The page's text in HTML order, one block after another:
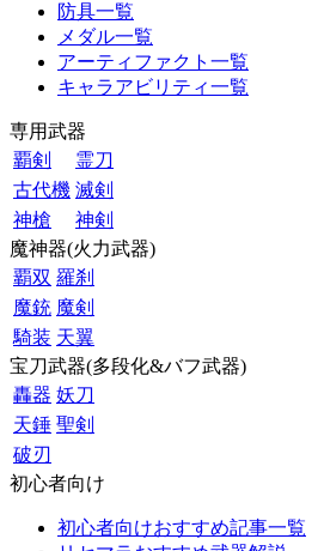
防具一覧
メダル一覧
アーティファクト一覧
キャラアビリティ一覧
専用武器
覇剣
霊刀
古代機 滅剣
神槍
神剣
魔神器(火力武器)
覇双 羅刹
魔銃 魔剣
騎装 天翼
宝刀武器(多段化&バフ武器)
轟器 妖刀
天錘 聖剣
破刃
初心者向け
初心者向けおすすめ記事一覧